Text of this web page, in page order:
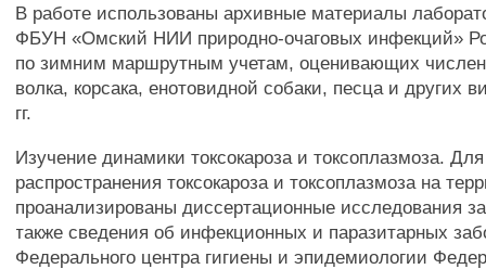
В работе использованы архивные материалы
ФБУН «Омский НИИ природно-очаговых инфекций»
по зимним маршрутным учетам, оценивающих
волка, корсака, енотовидной собаки, песца и других
гг.
Изучение динамики токсокароза и токсоплазмоза.
распространения токсокароза и токсоплазмоза на
проанализированы диссертационные исследования за
также сведения об инфекционных и паразитарных
Федерального центра гигиены и эпидемиологии